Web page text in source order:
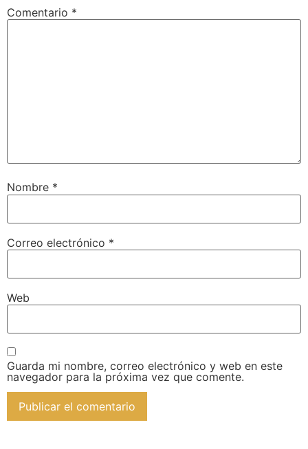
Comentario *
Nombre *
Correo electrónico *
Web
Guarda mi nombre, correo electrónico y web en este
navegador para la próxima vez que comente.